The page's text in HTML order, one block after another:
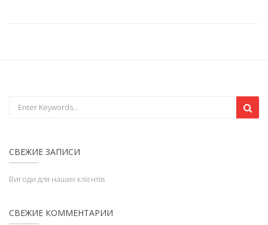
СВЕЖИЕ ЗАПИСИ
Вигоди для наших клієнтів
СВЕЖИЕ КОММЕНТАРИИ